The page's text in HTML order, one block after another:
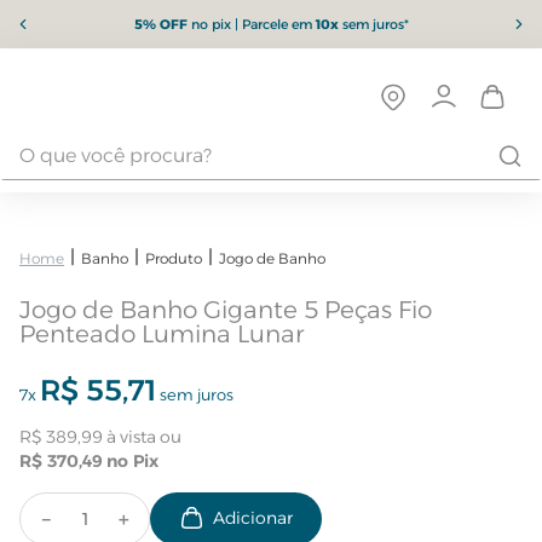
5% OFFno pix | Parcele em10xsem juros*
Banho Produto Jogo de Banho
Jogo de Banho Gigante 5 Peças Fio
Penteado Lumina Lunar
7x R$ 55,71 sem juros
R$ 389,99
R$ 370,49
＋
－